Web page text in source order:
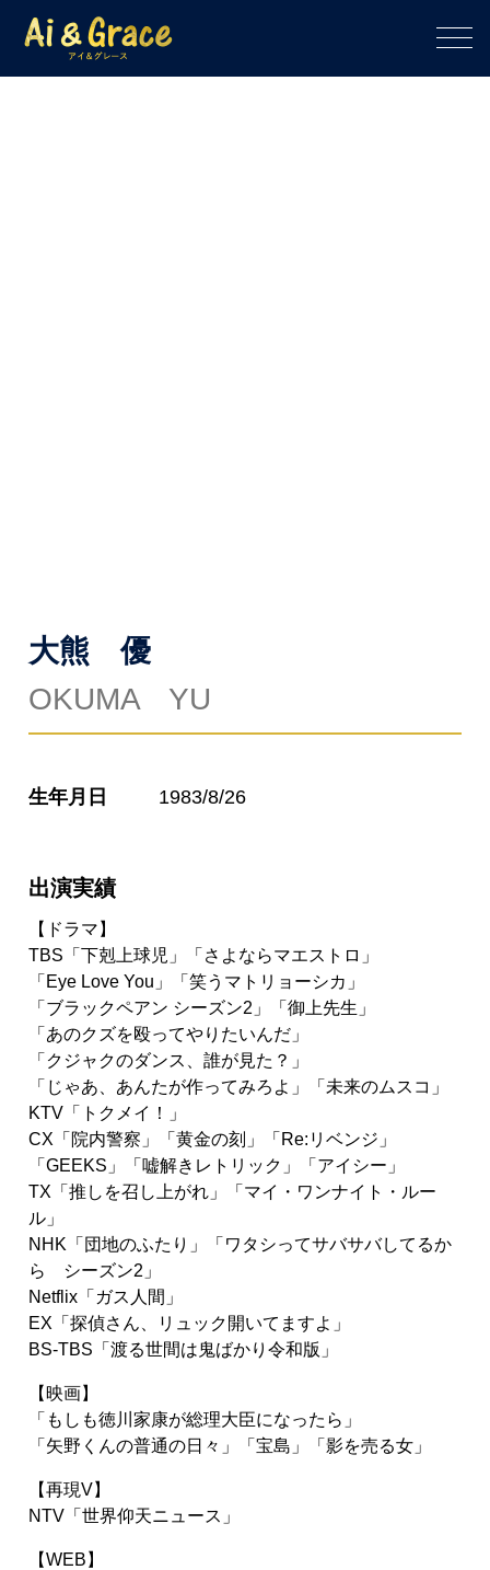
大熊 優
OKUMA YU
生年月日 1983/8/26
出演実績
ドラマ
TBS「下剋上球児」「さよならマエストロ」
「Eye Love You」「笑うマトリョーシカ」
「ブラックペアン シーズン2」「御上先生」
「あのクズを殴ってやりたいんだ」
「クジャクのダンス、誰が見た？」
「じゃあ、あんたが作ってみろよ」「未来のムスコ」
KTV「トクメイ！」
CX「院内警察」「黄金の刻」「Re:リベンジ」
「GEEKS」「嘘解きレトリック」「アイシー」
TX「推しを召し上がれ」「マイ・ワンナイト・ルー
ル」
NHK「団地のふたり」「ワタシってサバサバしてるか
ら　シーズン2」
Netflix「ガス人間」
EX「探偵さん、リュック開いてますよ」
BS-TBS「渡る世間は鬼ばかり令和版」
映画
「もしも徳川家康が総理大臣になったら」
「矢野くんの普通の日々」「宝島」「影を売る女」
再現V
NTV「世界仰天ニュース」
WEB